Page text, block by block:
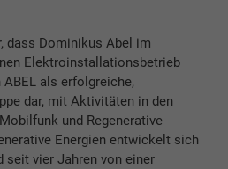
dass Dominikus Abel im
Elektroinstallationsbetrieb
als erfolgreiche,
dar, mit Aktivitäten in den
und Regenerative
Energien entwickelt sich
seit vier Jahren von einer